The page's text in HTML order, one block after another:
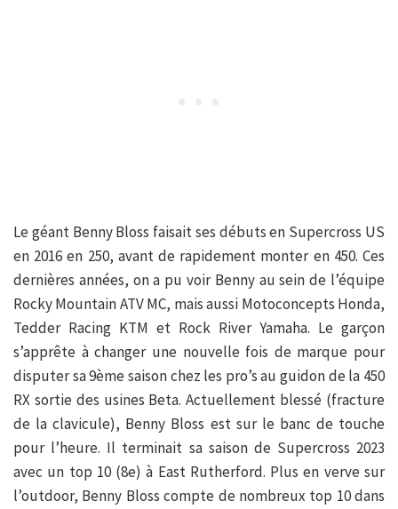
Le géant Benny Bloss faisait ses débuts en Supercross US
en 2016 en 250, avant de rapidement monter en 450. Ces
dernières années, on a pu voir Benny au sein de l’équipe
Rocky Mountain ATV MC, mais aussi Motoconcepts Honda,
Tedder Racing KTM et Rock River Yamaha. Le garçon
s’apprête à changer une nouvelle fois de marque pour
disputer sa 9ème saison chez les pro’s au guidon de la 450
RX sortie des usines Beta. Actuellement blessé (fracture
de la clavicule), Benny Bloss est sur le banc de touche
pour l’heure. Il terminait sa saison de Supercross 2023
avec un top 10 (8e) à East Rutherford. Plus en verve sur
l’outdoor, Benny Bloss compte de nombreux top 10 dans